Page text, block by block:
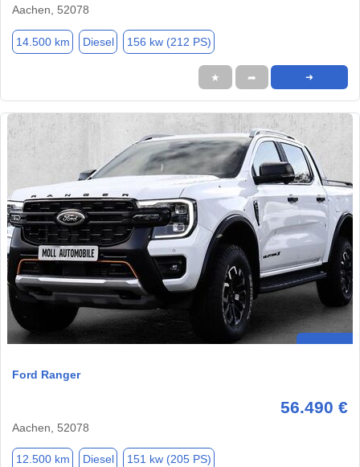
Aachen, 52078
14.500 km Diesel 156 kw (212 PS)
★ ➦ ➜
Ford Ranger
56.490 €
Aachen, 52078
12.500 km Diesel 151 kw (205 PS)